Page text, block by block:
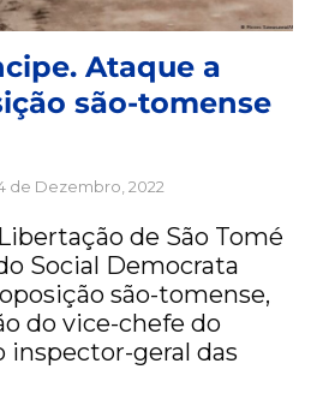
Ataque a
são-tomense
de Dezembro, 2022
de São Tomé
Social Democrata
são-tomense,
do vice-chefe do
inspector-geral das